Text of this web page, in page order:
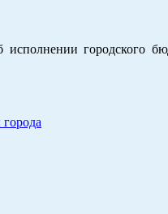
исполнении городского